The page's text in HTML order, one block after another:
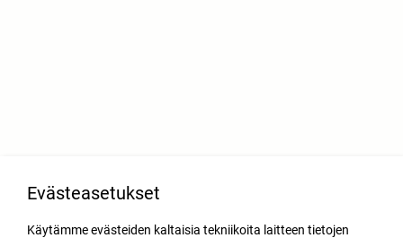
Evästeasetukset
Käytämme evästeiden kaltaisia tekniikoita laitteen tietojen